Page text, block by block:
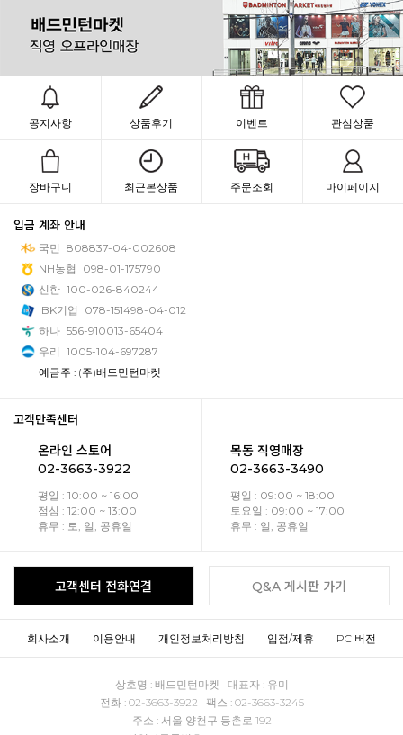
공지사항 상품후기 이벤트 관심상품
장바구니 최근본상품 주문조회 마이페이지
입금 계좌 안내
국민 808837-04-002608
NH농협
098-01-175790
신한 100-026-840244
IBK기업
078-151498-04-012
하나 556-910013-65404
우리 1005-104-697287
예금주 : (주)배드민턴마켓
고객만족센터
온라인 스토어
02-3663-3922
평일 : 10:00 ~ 16:00
점심 : 12:00 ~ 13:00
휴무 : 토, 일, 공휴일
목동 직영매장
02-3663-3490
평일 : 09:00 ~ 18:00
토요일 : 09:00 ~ 17:00
휴무 : 일, 공휴일
고객센터 전화연결 Q&A 게시판 가기
회사소개 이용안내 개인정보처리방침 입점/제휴 PC 버전
상호명 : 배드민턴마켓 대표자 : 유미
전화 : 02-3663-3922 팩스 : 02-3663-3245
주소 : 서울 양천구 등촌로 192